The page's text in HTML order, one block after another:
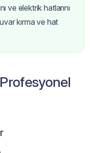
ve elektrik hatlarını
kırma ve hat